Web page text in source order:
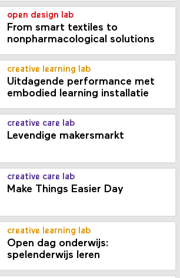
open design lab
From smart textiles to
nonpharmacological solutions
creative learning lab
Uitdagende performance met
embodied learning installatie
creative care lab
Levendige makersmarkt
creative care lab
Make Things Easier Day
creative learning lab
Open dag onderwijs:
spelenderwijs leren